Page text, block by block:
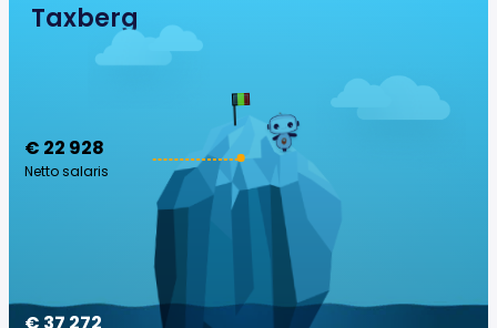
Taxberg
€ 22 928
Netto salaris